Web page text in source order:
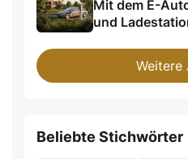
Mit dem E-
und
Weitere
Beliebte Stichwörter